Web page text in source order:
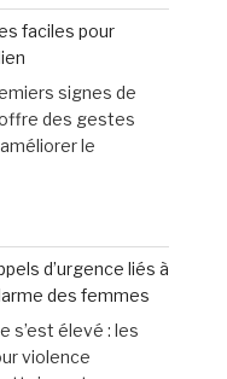
faciles pour
signes de
des gestes
le
d’urgence liés à
des femmes
s’est élevé : les
violence